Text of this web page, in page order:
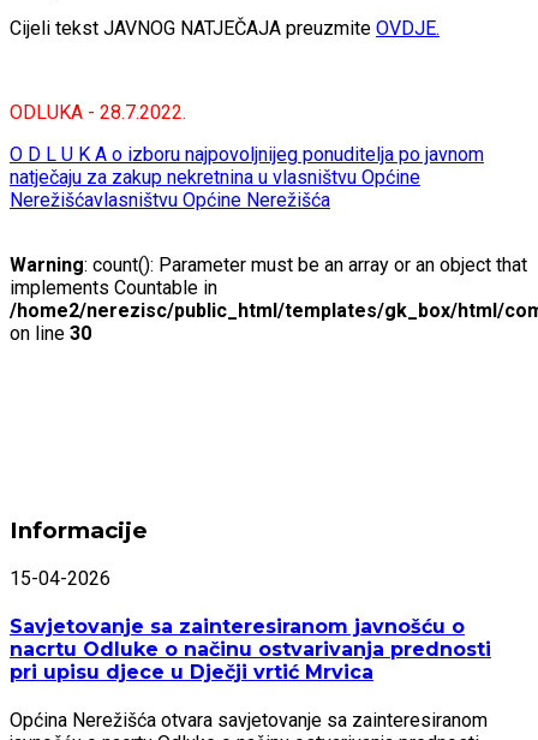
Cijeli tekst JAVNOG NATJEČAJA preuzmite OVDJE.
ODLUKA - 28.7.2022.
O D L U K A o izboru najpovoljnijeg ponuditelja po javnom
natječaju za zakup nekretnina u vlasništvu Općine
Nerežišćavlasništvu Općine Nerežišća
Warning: count(): Parameter must be an array or an object that
implements Countable in
/home2/nerezisc/public_html/templates/gk_box/html/
on line 30
Informacije
15-04-2026
Savjetovanje sa zainteresiranom javnošću o
nacrtu Odluke o načinu ostvarivanja prednosti
pri upisu djece u Dječji vrtić Mrvica
Općina Nerežišća otvara savjetovanje sa zainteresiranom